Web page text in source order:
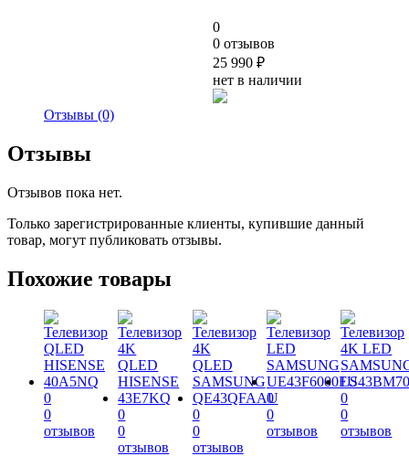
0
0 отзывов
25 990 ₽
нет в наличии
Отзывы (0)
Отзывы
Отзывов пока нет.
Только зарегистрированные клиенты, купившие данный
товар, могут публиковать отзывы.
Похожие товары
0
0
отзывов
0
0
отзывов
0
0
отзывов
0
0
отзывов
0
0
отзывов